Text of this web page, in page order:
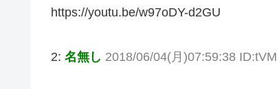
https://youtu.be/w97oDY-d2GU
2: 名無し 2018/06/04(月)07:59:38 ID:tVM